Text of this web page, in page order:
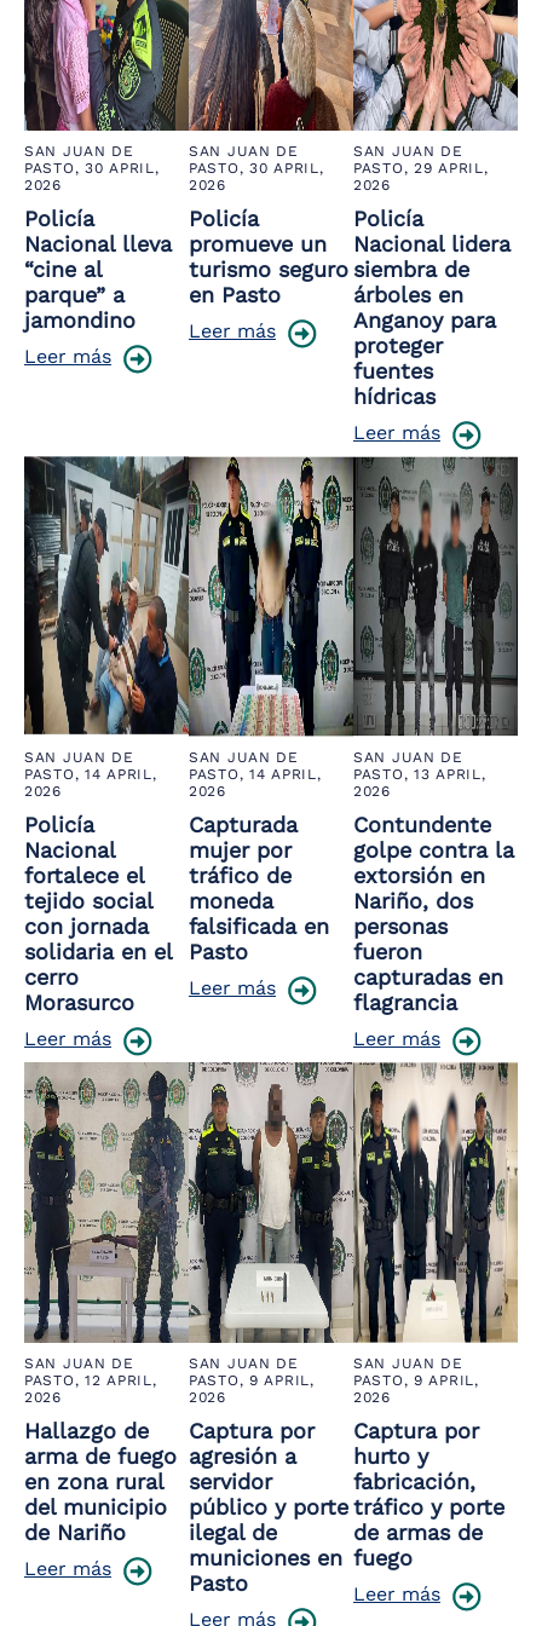
SAN JUAN DE
PASTO,30 APRIL,
2026
Policía
Nacional lleva
“cine al
parque” a
jamondino
Leer más
SAN JUAN DE
PASTO,30 APRIL,
2026
Policía
promueve un
turismo seguro
en Pasto
Leer más
SAN JUAN DE
PASTO,29 APRIL,
2026
Policía
Nacional lidera
siembra de
árboles en
Anganoy para
proteger
fuentes
hídricas
Leer más
SAN JUAN DE
PASTO,14 APRIL,
2026
Policía
Nacional
fortalece el
tejido social
con jornada
solidaria en el
cerro
Morasurco
Leer más
SAN JUAN DE
PASTO,14 APRIL,
2026
Capturada
mujer por
tráfico de
moneda
falsificada en
Pasto
Leer más
SAN JUAN DE
PASTO,13 APRIL,
2026
Contundente
golpe contra la
extorsión en
Nariño, dos
personas
fueron
capturadas en
flagrancia
Leer más
SAN JUAN DE
PASTO,12 APRIL,
2026
Hallazgo de
arma de fuego
en zona rural
del municipio
de Nariño
Leer más
SAN JUAN DE
PASTO,9 APRIL,
2026
Captura por
agresión a
servidor
público y porte
ilegal de
municiones en
Pasto
Leer más
SAN JUAN DE
PASTO,9 APRIL,
2026
Captura por
hurto y
fabricación,
tráfico y porte
de armas de
fuego
Leer más